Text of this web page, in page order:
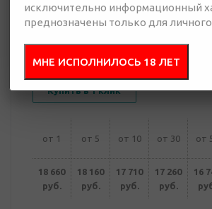
Купить в 1 клик
от 1 от 5 от 10 от 30 от
18 660
руб.
18 160
руб.
17 710
руб.
17 260
руб.
16
исключительно информационный
преднозначены только для
МНЕ ИСПОЛНИЛОСЬ 18 ЛЕТ